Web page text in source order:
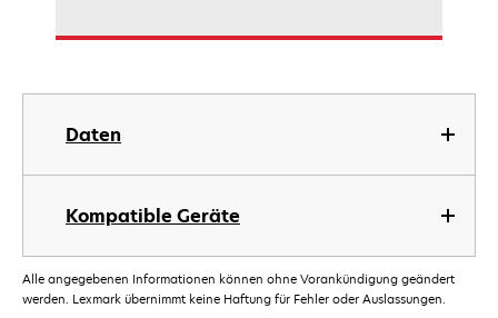
Daten
Kompatible Geräte
Alle angegebenen Informationen können ohne Vorankündigung geändert
werden. Lexmark übernimmt keine Haftung für Fehler oder Auslassungen.